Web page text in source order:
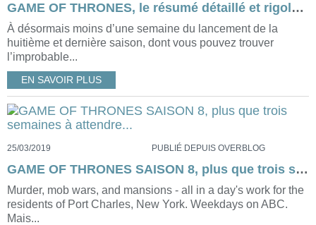
GAME OF THRONES, le résumé détaillé et rigolo de la SAISON 7, épisode par épisode.
À désormais moins d’une semaine du lancement de la
huitième et dernière saison, dont vous pouvez trouver
l’improbable...
EN SAVOIR PLUS
25/03/2019 PUBLIÉ DEPUIS OVERBLOG
GAME OF THRONES SAISON 8, plus que trois semaines à attendre...
Murder, mob wars, and mansions - all in a day's work for the
residents of Port Charles, New York. Weekdays on ABC.
Mais...